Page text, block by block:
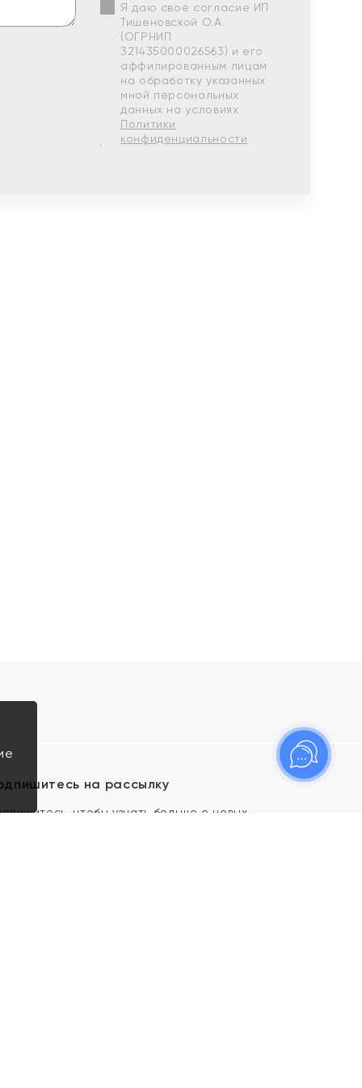
Я даю свое согласие ИП
Тишеновской О.А.
(ОГРНИП
321435000026563) и его
аффилированным лицам
на обработку указанных
мной персональных
данных на условиях
Политики
конфиденциальности
на рассылку
чтобы узнать больше о новых